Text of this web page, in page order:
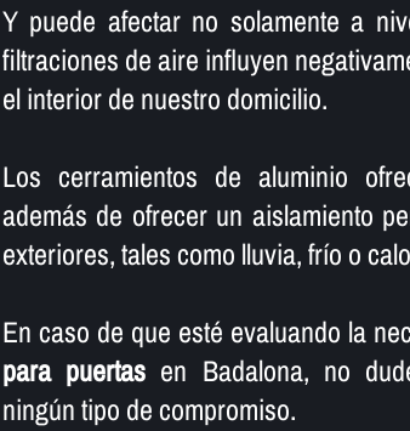
Y puede afectar no solamente a
filtraciones de aire influyen
el interior de nuestro domicilio.
Los cerramientos de aluminio
además de ofrecer un aislamiento
exteriores, tales como lluvia, frí­o o
En caso de que esté evaluando la
para puertas en Badalona, no
ningún tipo de compromiso.